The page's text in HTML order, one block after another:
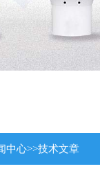
中心>>技术文章